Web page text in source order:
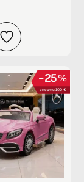
%
25
спести 100 €